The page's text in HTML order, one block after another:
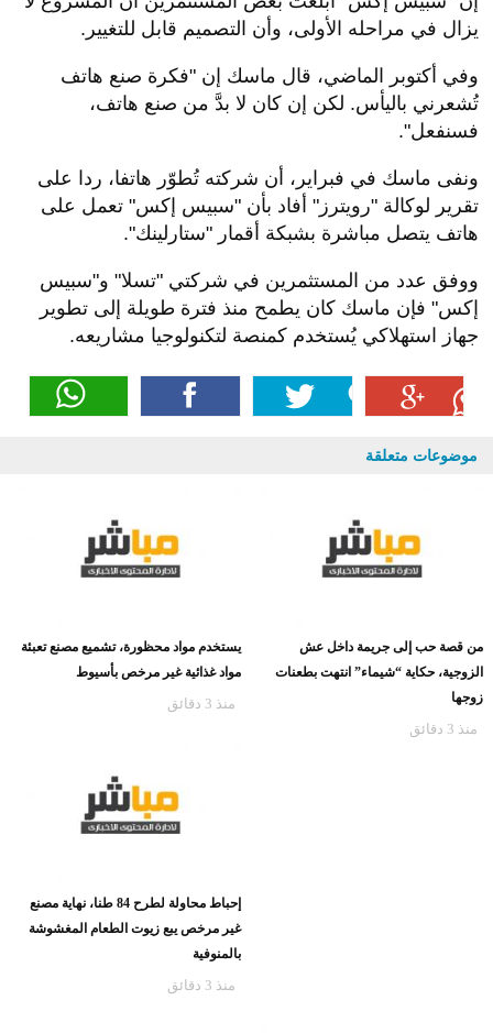
يزال في مراحله الأولى، وأن التصميم قابل للتغيير.
وفي أكتوبر الماضي، قال ماسك إن "فكرة صنع هاتف
تُشعرني باليأس. لكن إن كان لا بدَّ من صنع هاتف،
فسنفعل".
ونفى ماسك في فبراير، أن شركته تُطوّر هاتفا، ردا على
تقرير لوكالة "رويترز" أفاد بأن "سبيس إكس" تعمل على
هاتف يتصل مباشرة بشبكة أقمار "ستارلينك".
ووفق عدد من المستثمرين في شركتي "تسلا" و"سبيس
إكس" فإن ماسك كان يطمح منذ فترة طويلة إلى تطوير
جهاز استهلاكي يُستخدم كمنصة لتكنولوجيا مشاريعه.
موضوعات متعلقة
من قصة حب إلى جريمة داخل عش
الزوجية، حكاية “شيماء” انتهت بطعنات
زوجها
منذ 3 دقائق
يستخدم مواد محظورة، تشميع مصنع تعبئة
مواد غذائية غير مرخص بأسيوط
منذ 3 دقائق
إحباط محاولة لطرح 84 طنا، نهاية مصنع
غير مرخص يبع زيوت الطعام المغشوشة
بالمنوفية
منذ 3 دقائق